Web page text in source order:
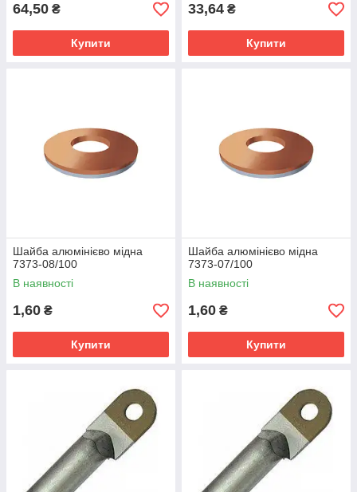
64,50 ₴
Купити
33,64 ₴
Купити
Шайба алюмінієво мідна
7373-08/100
В наявності
1,60 ₴
Купити
Шайба алюмінієво мідна
7373-07/100
В наявності
1,60 ₴
Купити